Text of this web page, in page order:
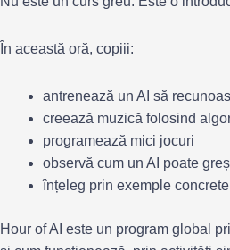
În această oră, copiii:
antrenează un AI să
creează muzică folosind
programează mici jocuri
observă cum un AI poate
înțeleg prin exemple
Hour of AI este un program global